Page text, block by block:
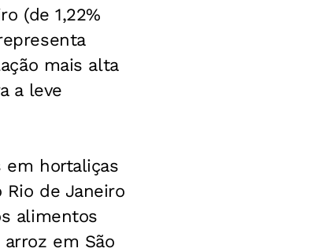
(de 1,22%
mais alta
a leve
em hortaliças
Rio de Janeiro
alimentos
em São